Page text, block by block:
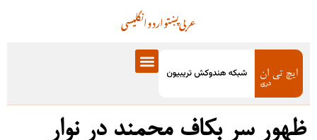
انگلیسیاردوپښتوعربی
ظهور سر بکاف محمند در نوار